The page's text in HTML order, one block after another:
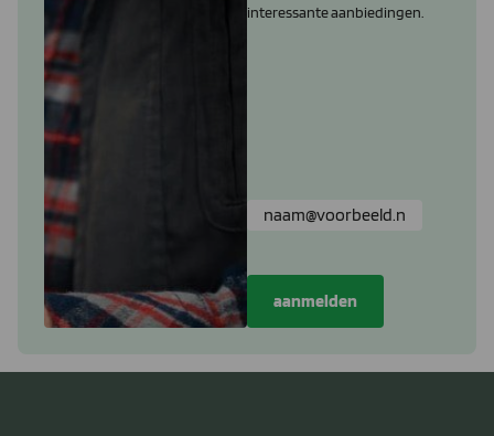
interessante aanbiedingen.